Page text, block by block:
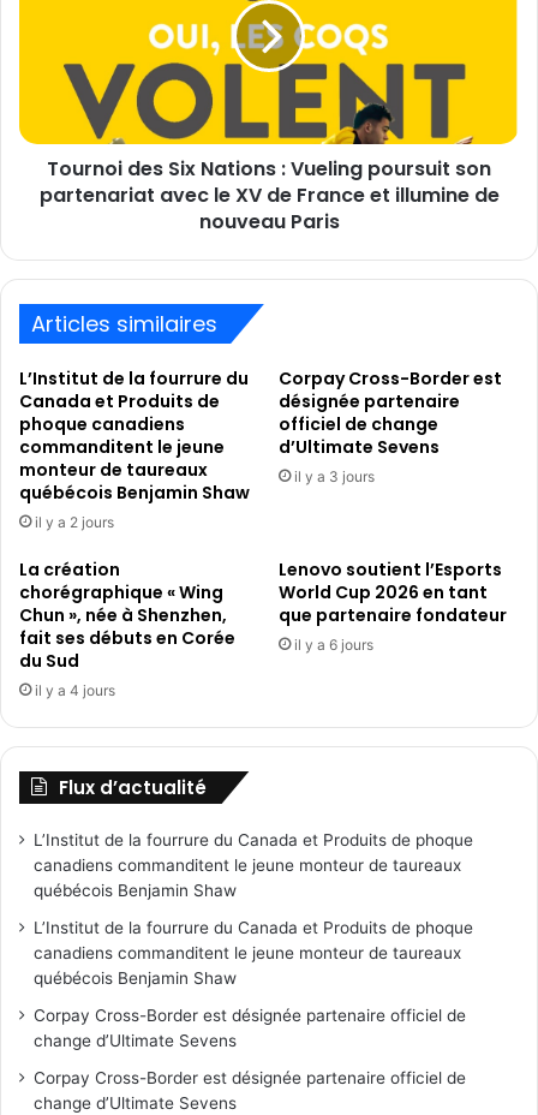
Vueling
poursuit
partenariat
avec
France
illumine
de
nouveau
Paris
Tournoi des Six Nations : Vueling poursuit son
partenariat avec le XV de France et illumine de
nouveau Paris
Articles similaires
L’Institut de la fourrure du
Canada et Produits de
phoque canadiens
commanditent le jeune
monteur de taureaux
québécois Benjamin Shaw
il y a 2 jours
Corpay Cross-Border est
désignée partenaire
officiel de change
d’Ultimate Sevens
il y a 3 jours
La création
chorégraphique « Wing
Chun », née à Shenzhen,
fait ses débuts en Corée
du Sud
il y a 4 jours
Lenovo soutient l’Esports
World Cup 2026 en tant
que partenaire fondateur
il y a 6 jours
Flux d’actualité
L’Institut de la fourrure du Canada et Produits de phoque
canadiens commanditent le jeune monteur de taureaux
québécois Benjamin Shaw
L’Institut de la fourrure du Canada et Produits de phoque
canadiens commanditent le jeune monteur de taureaux
québécois Benjamin Shaw
Corpay Cross-Border est désignée partenaire officiel de
change d’Ultimate Sevens
Corpay Cross-Border est désignée partenaire officiel de
change d’Ultimate Sevens